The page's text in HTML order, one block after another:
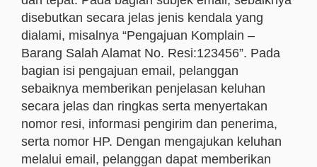
disebutkan secara jelas jenis kendala yang
dialami, misalnya “Pengajuan Komplain –
Barang Salah Alamat No. Resi:123456”. Pada
bagian isi pengajuan email, pelanggan
sebaiknya memberikan penjelasan keluhan
secara jelas dan ringkas serta menyertakan
nomor resi, informasi pengirim dan penerima,
serta nomor HP. Dengan mengajukan keluhan
melalui email, pelanggan dapat memberikan